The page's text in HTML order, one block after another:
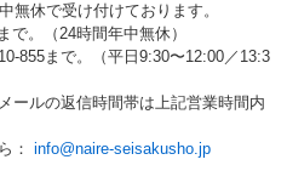
無休で受け付けております。
で。（24時間年中無休）
855まで。（平日9:30〜12:00／13:3
ールの返信時間帯は上記営業時間内
： info@naire-seisakusho.jp